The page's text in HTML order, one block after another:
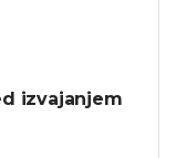
izvajanjem